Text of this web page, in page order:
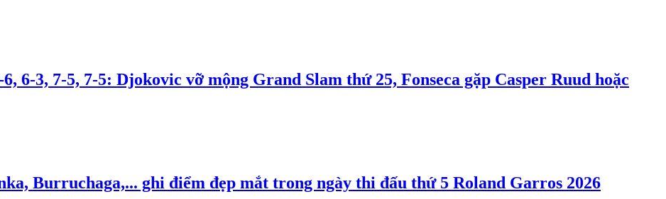
6-3, 7-5, 7-5: Djokovic vỡ mộng Grand Slam thứ 25, Fonseca gặp Casper Ruud hoặc
Burruchaga,... ghi điểm đẹp mắt trong ngày thi đấu thứ 5 Roland Garros 2026